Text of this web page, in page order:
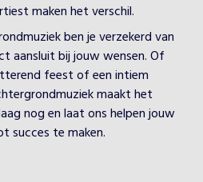
maken het verschil.
ben je verzekerd van
aansluit bij jouw wensen. Of
feest of een intiem
maakt het
nog en laat ons helpen jouw
succes te maken.